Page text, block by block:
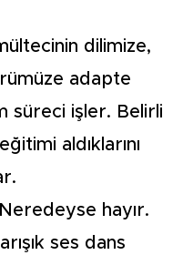
dilimize,
adapte
süreci işler. Belirli
aldıklarını
hayır.
ses dans